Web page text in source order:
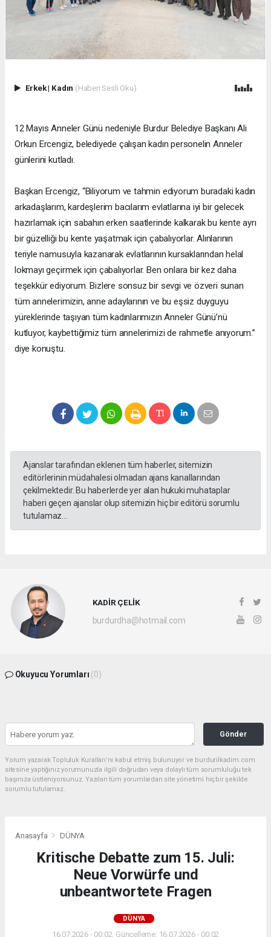
Erkek| Kadın (Haberi Sesli Oku)
12 Mayıs Anneler Günü nedeniyle Burdur Belediye Başkanı Ali
Orkun Ercengiz, belediyede çalışan kadın personelin Anneler
günlerini kutladı.
Başkan Ercengiz, “Biliyorum ve tahmin ediyorum buradaki kadın
arkadaşlarım, kardeşlerim bacılarım evlatlarına iyi bir gelecek
hazırlamak için sabahın erken saatlerinde kalkarak bu kente ayrı
bir güzelliği bu kente yaşatmak için çabalıyorlar. Alınlarının
teriyle namusuyla kazanarak evlatlarının kursaklarından helal
lokmayı geçirmek için çabalıyorlar. Ben onlara bir kez daha
teşekkür ediyorum. Bizlere sonsuz bir sevgi ve özveri sunan
tüm annelerimizin, anne adaylarının ve bu eşsiz duyguyu
yüreklerinde taşıyan tüm kadınlarımızın Anneler Günü’nü
kutluyor, kaybettiğimiz tüm annelerimizi de rahmetle anıyorum.”
diye konuştu.
Ajanslar tarafından eklenen tüm haberler, sitemizin
editörlerinin müdahalesi olmadan ajans kanallarından
çekilmektedir. Bu haberlerde yer alan hukuki muhataplar
haberi geçen ajanslar olup sitemizin hiç bir editörü sorumlu
tutulamaz...
KADİR ÇELİK
burdurdha@hotmail.com
Okuyucu Yorumları (0)
Gönder
Yorum yazarak Topluluk Kuralları’nı kabul etmiş bulunuyor ve burdurilkadim.com
sitesine yaptığınız yorumunuzla ilgili doğrudan veya dolaylı tüm sorumluluğu tek
başınıza üstleniyorsunuz. Yazılan tüm yorumlardan site yönetimi hiçbir şekilde
sorumlu tutulamaz.
Anasayfa DÜNYA
Kritische Debatte zum 15. Juli:
Neue Vorwürfe und
unbeantwortete Fragen
DÜNYA
16.07.2026 - 00:02, Güncelleme: 16.07.2026 - 00:02